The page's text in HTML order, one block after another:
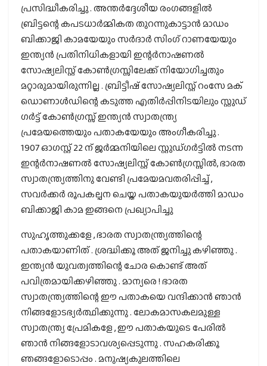
പ്രസിദ്ധീകരിച്ചു . അന്തര്‍ദ്ദേശീയ രംഗങ്ങളില്‍
ബ്രിട്ടന്റെ കപടധാര്‍മ്മികത തുറന്നുകാട്ടാന്‍ മാഡം
ബിക്കാജി കാമയേയും സര്‍ദാര്‍ സിംഗ് റാണയേയും
ഇന്ത്യന്‍ പ്രതിനിധികളായി ഇന്റര്‍നാഷണല്‍
സോഷ്യലിസ്റ്റ് കോണ്‍ഗ്രസ്സിലേക്ക് നിയോഗിച്ചതും
മറ്റാരുമായിരുന്നില്ല . ബ്രിട്ടീഷ് സോഷ്യലിസ്റ്റ് റംസേ മക്
ഡൊണാള്‍ഡിന്റെ കടുത്ത എതിര്‍പ്പിനിടയിലും സ്റ്റുഡ്
ഗര്‍ട്ട് കോണ്‍ഗ്രസ്സ് ഇന്ത്യന്‍ സ്വാതന്ത്ര്യ
പ്രമേയത്തെയും പതാകയേയും അംഗീകരിച്ചു .
1907 ഓഗസ്റ്റ് 22 ന് ജര്‍മ്മനിയിലെ സ്റ്റുഡ്ഗര്‍ട്ടില്‍ നടന്ന
ഇന്റര്‍നാഷണല്‍ സോഷ്യലിസ്റ്റ് കോണ്‍ഗ്രസ്സില്‍, ഭാരത
സ്വാതന്ത്ര്യത്തിനു വേണ്ടി പ്രമേയമവതരിപ്പിച്ച് ,
സവര്‍ക്കര്‍ രൂപകല്പന ചെയ്ത പതാകയുയര്‍ത്തി മാ‍ഡം
ബിക്കാജി കാമ ഇങ്ങനെ പ്രഖ്യാപിച്ചു
സുഹൃത്തുക്കളേ , ഭാരത സ്വാതന്ത്ര്യത്തിന്റെ
പതാകയാണിത് . ശ്രദ്ധിക്കൂ അത് ജനിച്ചു കഴിഞ്ഞു .
ഇന്ത്യന്‍ യുവത്വത്തിന്റെ ചോര കൊണ്ട് അത്
പവിത്രമായിക്കഴിഞ്ഞു . മാന്യരെ ! ഭാരത
സ്വാതന്ത്ര്യത്തിന്റെ ഈ പതാകയെ വന്ദിക്കാന്‍ ഞാന്‍
നിങ്ങളോടഭ്യര്‍ത്ഥിക്കുന്നു . ലോകമാസകലമുള്ള
സ്വാതന്ത്ര്യ പ്രേമികളേ , ഈ പതാകയുടെ പേരില്‍
ഞാന്‍ നിങ്ങളോടാവശ്യപ്പെടുന്നു . സഹകരിക്കൂ
ഞങ്ങളോടൊപ്പം . മനുഷ്യകുലത്തിലെ